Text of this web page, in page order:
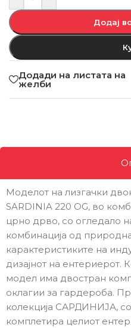
Додај
Додади на листата на
желби
Моделот на лизгачки
SARDINIA 220 OG, во
црно дрво, со огледало
комбинација од
карактеристиките на
дизајнот на ентериерот.
модел има двостран
оклагии за гардероба.
колекција САРДИНИЈА,
комплетира целиот